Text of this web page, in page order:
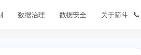
数据治理 数据安全 关于筛斗